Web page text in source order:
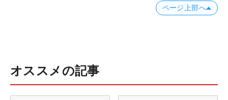
ページ上部へ
オススメの記事